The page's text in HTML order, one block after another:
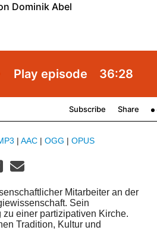
| AAC | OGG | OPUS
Mitarbeiter an der
Sein
einer partizipativen Kirche.
Tradition, Kultur und